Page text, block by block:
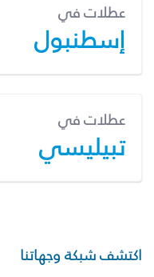
عطلات في
إسطنبول
عطلات في
تبيليسي
اكتشف شبكة وجهاتنا